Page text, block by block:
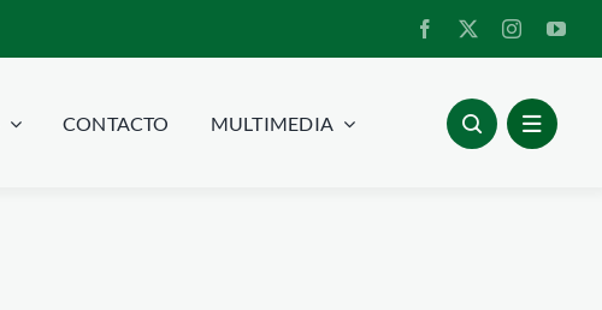
CONTACTO MULTIMEDIA